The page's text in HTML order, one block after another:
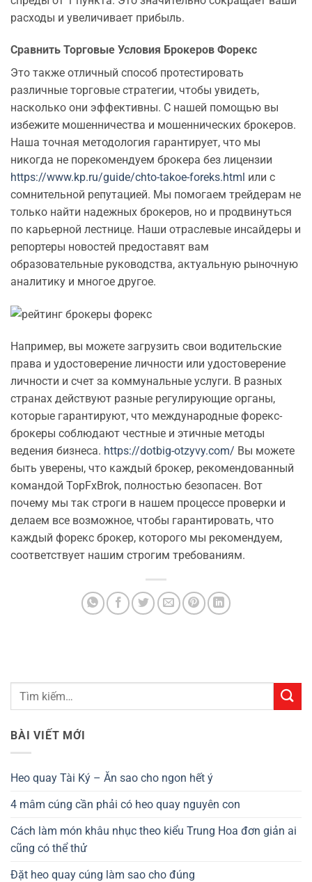
расходы и увеличивает прибыль.
Сравнить Торговые Условия Брокеров Форекс
Это также отличный способ протестировать
различные торговые стратегии, чтобы увидеть,
насколько они эффективны. С нашей помощью вы
избежите мошенничества и мошеннических брокеров.
Наша точная методология гарантирует, что мы
никогда не порекомендуем брокера без лицензии
https://www.kp.ru/guide/chto-takoe-foreks.html или с
сомнительной репутацией. Мы помогаем трейдерам не
только найти надежных брокеров, но и продвинуться
по карьерной лестнице. Наши отраслевые инсайдеры и
репортеры новостей предоставят вам
образовательные руководства, актуальную рыночную
аналитику и многое другое.
Например, вы можете загрузить свои водительские
права и удостоверение личности или удостоверение
личности и счет за коммунальные услуги. В разных
странах действуют разные регулирующие органы,
которые гарантируют, что международные форекс-
брокеры соблюдают честные и этичные методы
ведения бизнеса. https://dotbig-otzyvy.com/ Вы можете
быть уверены, что каждый брокер, рекомендованный
командой TopFxBrok, полностью безопасен. Вот
почему мы так строги в нашем процессе проверки и
делаем все возможное, чтобы гарантировать, что
каждый форекс брокер, которого мы рекомендуем,
соответствует нашим строгим требованиям.
BÀI VIẾT MỚI
Heo quay Tài Ký – Ăn sao cho ngon hết ý
4 mâm cúng cần phải có heo quay nguyên con
Cách làm món khâu nhục theo kiểu Trung Hoa đơn giản ai
cũng có thể thử
Đặt heo quay cúng làm sao cho đúng